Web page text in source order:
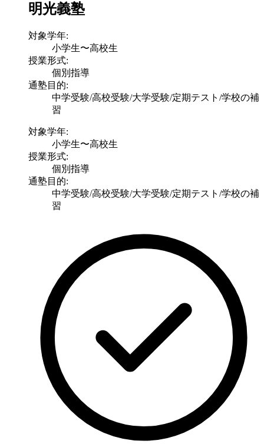
明光義塾
対象学年:
小学生〜高校生
授業形式:
個別指導
通塾目的:
中学受験/高校受験/大学受験/定期テスト/学校の補
習
対象学年:
小学生〜高校生
授業形式:
個別指導
通塾目的:
中学受験/高校受験/大学受験/定期テスト/学校の補
習